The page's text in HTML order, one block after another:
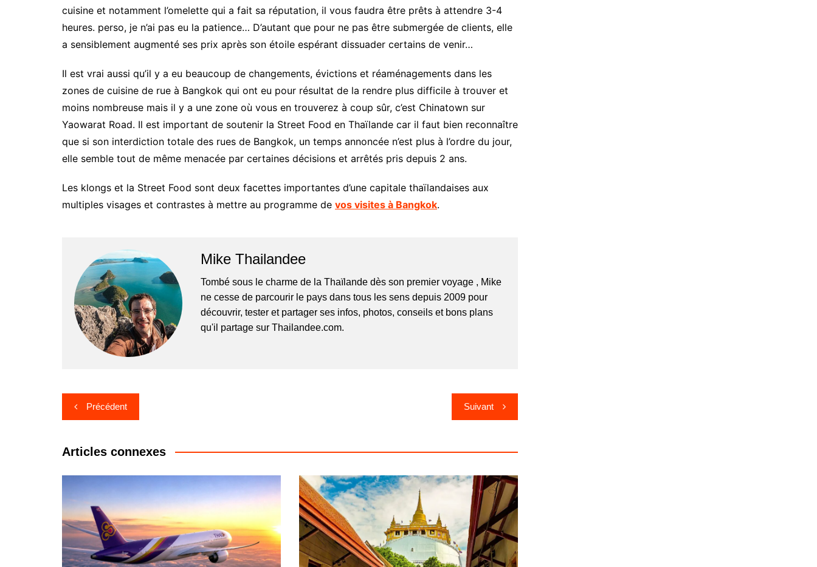
cuisine et notamment l’omelette qui a fait sa réputation, il vous faudra être prêts à attendre 3-4
heures. perso, je n’ai pas eu la patience… D’autant que pour ne pas être submergée de clients, elle
a sensiblement augmenté ses prix après son étoile espérant dissuader certains de venir…
Il est vrai aussi qu’il y a eu beaucoup de changements, évictions et réaménagements dans les
zones de cuisine de rue à Bangkok qui ont eu pour résultat de la rendre plus difficile à trouver et
moins nombreuse mais il y a une zone où vous en trouverez à coup sûr, c’est Chinatown sur
Yaowarat Road. Il est important de soutenir la Street Food en Thaïlande car il faut bien reconnaître
que si son interdiction totale des rues de Bangkok, un temps annoncée n’est plus à l’ordre du jour,
elle semble tout de même menacée par certaines décisions et arrêtés pris depuis 2 ans.
Les klongs et la Street Food sont deux facettes importantes d’une capitale thaïlandaises aux
multiples visages et contrastes à mettre au programme de vos visites à Bangkok.
Mike Thailandee
Tombé sous le charme de la Thaïlande dès son premier voyage , Mike
ne cesse de parcourir le pays dans tous les sens depuis 2009 pour
découvrir, tester et partager ses infos, photos, conseils et bons plans
qu'il partage sur Thailandee.com.
Navigation
de
l’article
Précédent Suivant
Articles connexes